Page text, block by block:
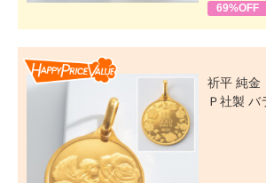
69%OFF
祈平 純
Ｐ社製 バ